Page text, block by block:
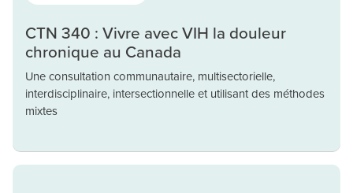
CTN 340 : Vivre avec VIH la douleur
chronique au Canada
Une consultation communautaire, multisectorielle,
interdisciplinaire, intersectionnelle et utilisant des méthodes
mixtes